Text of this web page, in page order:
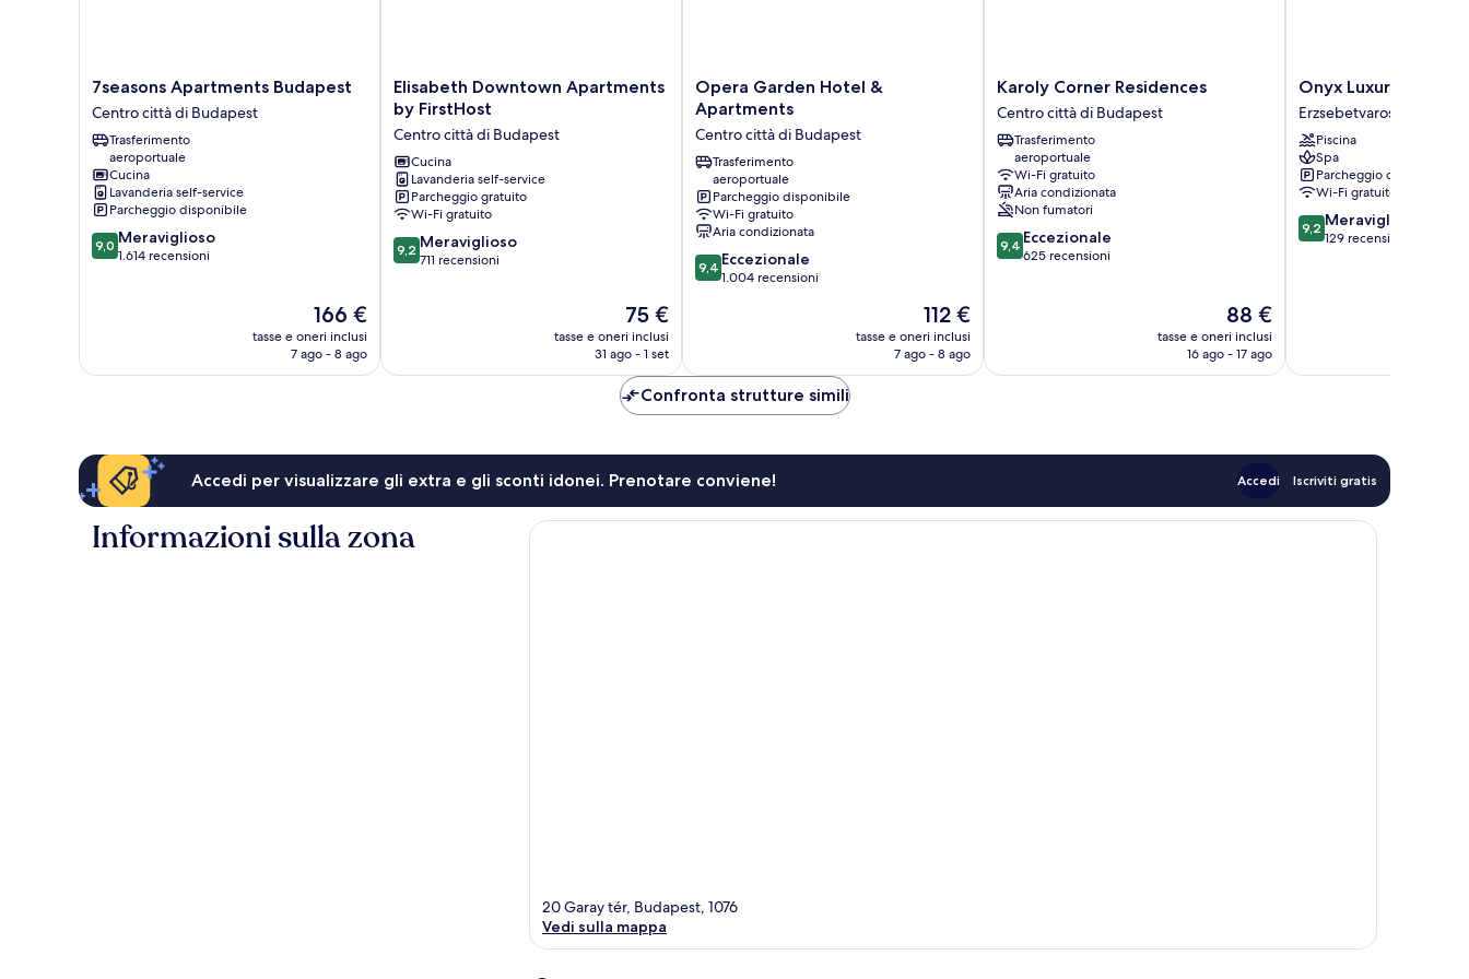
7seasons
Apartments
Budapest
Centro
città
di
Budapest
7seasons Apartments Budapest
Centro città di Budapest
Trasferimento
aeroportuale
Cucina
Lavanderia self-service
Parcheggio disponibile
9.0
su
9,0 Meraviglioso
1.614 recensioni
Il
prezzo
attuale
166 €
tasse e oneri inclusi
7 ago - 8 ago
Elisabeth
Downtown
Apartments
by
FirstHost
Centro
città
di
Budapest
Elisabeth Downtown Apartments
by FirstHost
Centro città di Budapest
Cucina
Lavanderia self-service
Parcheggio gratuito
Wi-Fi gratuito
9.2
su
9,2 Meraviglioso
711 recensioni
Il
prezzo
attuale
75 €
75 €
tasse e oneri inclusi
31 ago - 1 set
Opera
Garden
Hotel
&
Apartments
Centro
città
di
Budapest
Opera Garden Hotel &
Apartments
Centro città di Budapest
Trasferimento
aeroportuale
Parcheggio disponibile
Wi-Fi gratuito
Aria condizionata
9.4
su
9,4 Eccezionale
1.004 recensioni
Il
prezzo
attuale
112 €
tasse e oneri inclusi
7 ago - 8 ago
Karoly
Corner
Residences
Centro
città
di
Budapest
Karoly Corner Residences
Centro città di Budapest
Trasferimento
aeroportuale
Wi-Fi gratuito
Aria condizionata
Non fumatori
9.4
su
9,4 Eccezionale
625 recensioni
Il
prezzo
attuale
88 €
tasse e oneri inclusi
16 ago - 17 ago
Onyx
Luxury
Budapest
Erzsebetvaros
Onyx Luxury
Erzsebetvaros
Piscina
Spa
Parcheggio disponibile
Wi-Fi gratuito
9.2
su
9,2 Meraviglioso
129 recensioni
Confronta strutture simili
Accedi per visualizzare gli extra e gli sconti idonei. Prenotare conviene! Accedi Iscriviti gratis
Informazioni sulla zona
20 Garay tér, Budapest, 1076
Vedi sulla mappa